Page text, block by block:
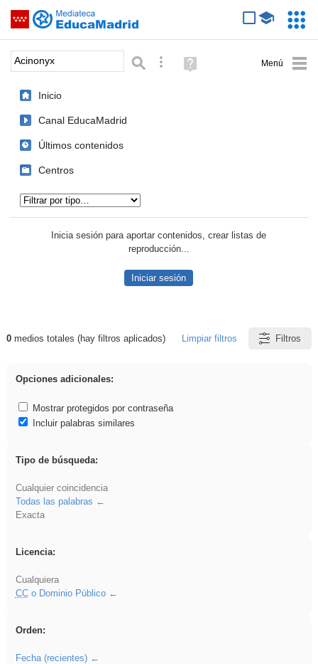
Saltar navegación
Palabra o frase: Búsqueda avanzada
Ayuda
(en
Inicio
Canal EducaMadrid
Últimos contenidos
Centros
Inicia sesión para aportar contenidos, crear listas de
reproducción...
Iniciar sesión
Resultados de: Acinonyx
0medios totales (hay filtros aplicados) Limpiar filtros Filtros
Opciones adicionales:
Mostrar protegidos por contraseña
Incluir palabras similares
Tipo de búsqueda:
Cualquier coincidencia
Todas las palabras
Exacta
Licencia:
Cualquiera
CCo Dominio Público
Orden:
Fecha (recientes)